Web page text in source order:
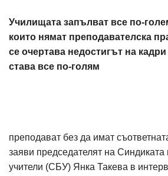
Училищата запълват все по-
които нямат преподавателска
се очертава недостигът на
става все по-голям
преподават без да имат
заяви председателят на Синдиката
учители (СБУ) Янка Такева в